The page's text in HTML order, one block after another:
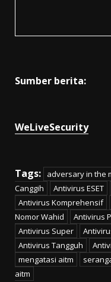
Sumber berita:
WeLiveSecurity
Tags: adversary in the
Canggih
Antivirus ESET
Antivirus Komprehensif
Nomor Wahid
Antivirus
Antivirus Super
Antivirus Tangguh
mengatasi aitm
aitm